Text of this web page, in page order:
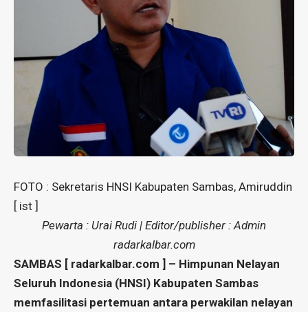
FOTO : Sekretaris HNSI Kabupaten Sambas, Amiruddin
[ ist ]
Pewarta : Urai Rudi | Editor/publisher : Admin
radarkalbar.com
SAMBAS [ radarkalbar.com ] – Himpunan Nelayan
Seluruh Indonesia (HNSI) Kabupaten Sambas
memfasilitasi pertemuan antara perwakilan nelayan